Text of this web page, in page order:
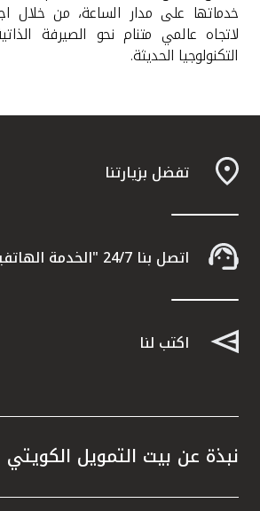
خدماتها على مدار الساعة، من خلال
لاتجاه عالمي متنام نحو الصيرفة
التكنولوجيا الحديثة.
تفضل بزيارتنا
اتصل بنا 24/7 "الخدمة الهاتفية" 1803333
اكتب لنا
نبذة عن بيت التمويل الكويتي